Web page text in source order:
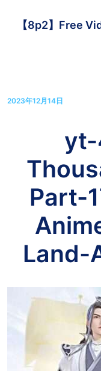
【8p2】Free
2023年12月14日
yt-
Part-
Land-